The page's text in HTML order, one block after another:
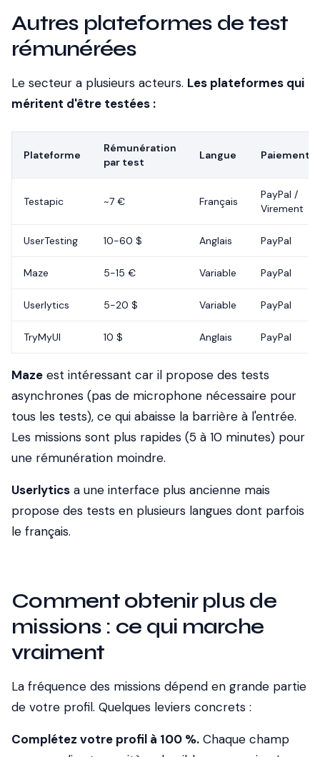
Autres plateformes de test
rémunérées
Le secteur a plusieurs acteurs. Les plateformes qui
méritent d'être testées :
Plateforme
Rémunération
par test
Langue Paiement
Testapic ~7 € Français
PayPal /
Virement
UserTesting 10-60 $ Anglais PayPal
Maze 5-15 € Variable PayPal
Userlytics 5-20 $ Variable PayPal
TryMyUI 10 $ Anglais PayPal
Maze est intéressant car il propose des tests
asynchrones (pas de microphone nécessaire pour
tous les tests), ce qui abaisse la barrière à l'entrée.
Les missions sont plus rapides (5 à 10 minutes) pour
une rémunération moindre.
Userlytics a une interface plus ancienne mais
propose des tests en plusieurs langues dont parfois
le français.
Comment obtenir plus de
missions : ce qui marche
vraiment
La fréquence des missions dépend en grande partie
de votre profil. Quelques leviers concrets :
Complétez votre profil à 100 %. Chaque champ